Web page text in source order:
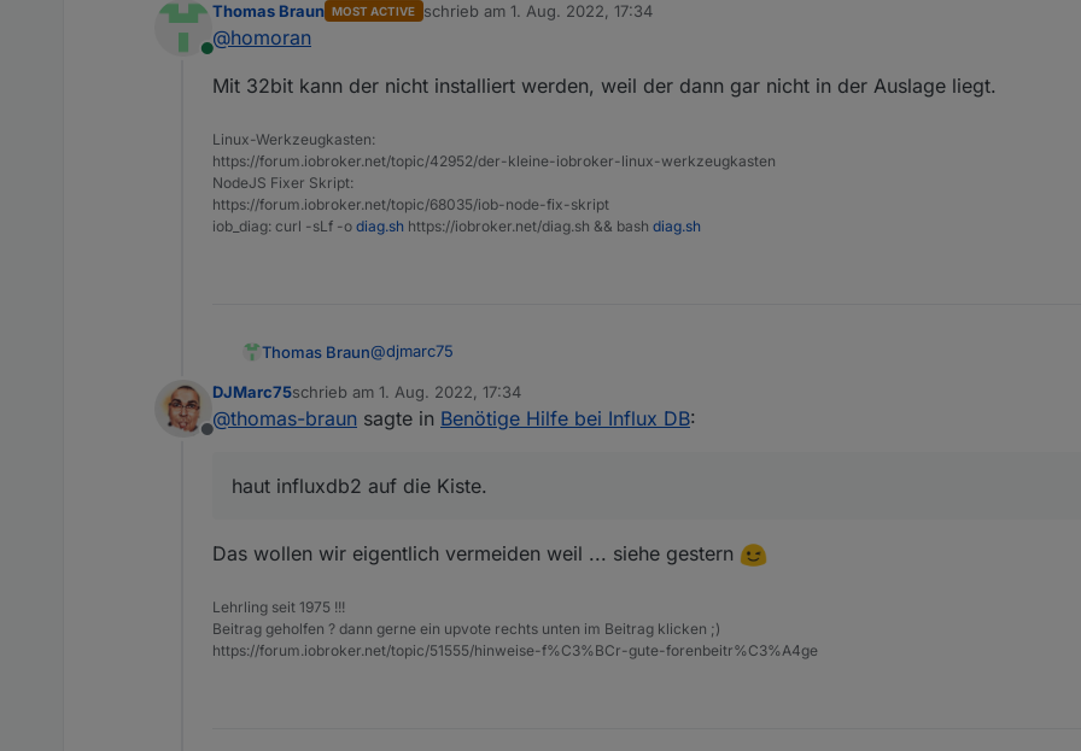
aber nur mit 64bit
Online
Thomas Braun MOST ACTIVE schrieb am 1. Aug. 2022, 17:34
zuletzt editiert von
@homoran
Mit 32bit kann der nicht installiert werden, weil der dann gar nicht in der Auslage liegt.
Linux-Werkzeugkasten:
https://forum.iobroker.net/topic/42952/der-kleine-iobroker-linux-werkzeugkasten
NodeJS Fixer Skript:
https://forum.iobroker.net/topic/68035/iob-node-fix-skript
iob_diag: curl -sLf -o diag.sh https://iobroker.net/diag.sh && bash diag.sh
Thomas Braun@djmarc75
Offline
DJMarc75schrieb am 1. Aug. 2022, 17:34
zuletzt editiert von
@thomas-braun sagte in Benötige Hilfe bei Influx DB:
haut influxdb2 auf die Kiste.
Das wollen wir eigentlich vermeiden weil ... siehe gestern
Lehrling seit 1975 !!!
Beitrag geholfen ? dann gerne ein upvote rechts unten im Beitrag klicken ;)
https://forum.iobroker.net/topic/51555/hinweise-f%C3%BCr-gute-forenbeitr%C3%A4ge